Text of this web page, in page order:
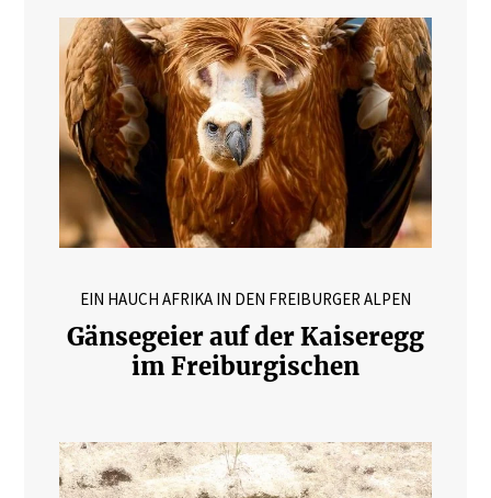
EIN HAUCH AFRIKA IN DEN FREIBURGER ALPEN
Gänsegeier auf der Kaiseregg
im Freiburgischen